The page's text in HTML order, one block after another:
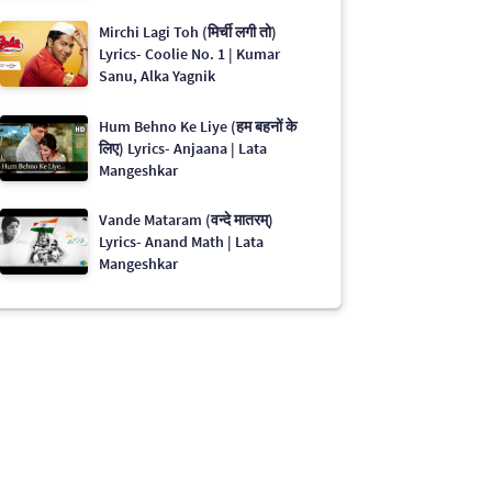
Mirchi Lagi Toh (मिर्ची लगी तो)
Lyrics- Coolie No. 1 | Kumar
Sanu, Alka Yagnik
Hum Behno Ke Liye (हम बहनों के
लिए) Lyrics- Anjaana | Lata
Mangeshkar
Vande Mataram (वन्दे मातरम्)
Lyrics- Anand Math | Lata
Mangeshkar